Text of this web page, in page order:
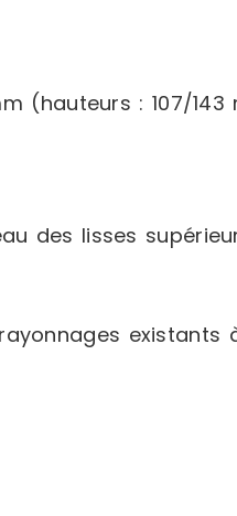
(hauteurs : 107/143
des lisses